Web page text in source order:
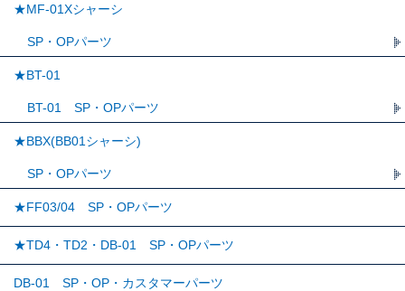
★MF-01Xシャーシ
SP・OPパーツ
★BT-01
BT-01 SP・OPパーツ
★BBX(BB01シャーシ)
SP・OPパーツ
★FF03/04 SP・OPパーツ
★TD4・TD2・DB-01 SP・OPパーツ
DB-01 SP・OP・カスタマーパーツ